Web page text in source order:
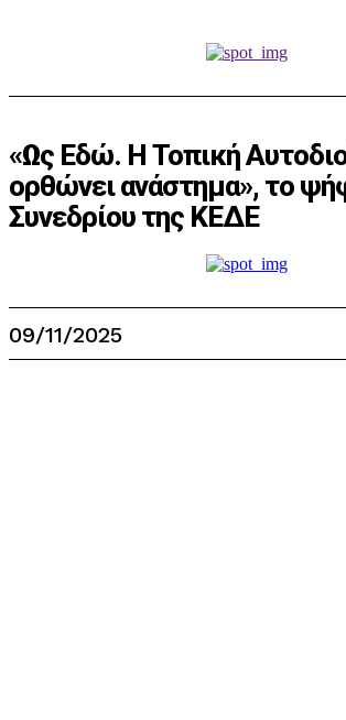
«Ως Εδώ. Η Τοπική
ορθώνει ανάστημα», το
Συνεδρίου της ΚΕΔΕ
09/11/2025